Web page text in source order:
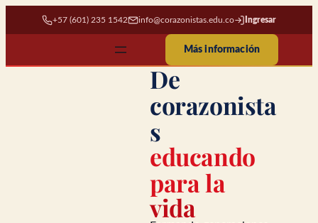
Saltar al contenido
+57 (601) 235 1542 info@corazonistas.edu.co Ingresar
Más información
De
corazonista
s
educando
para la
vida